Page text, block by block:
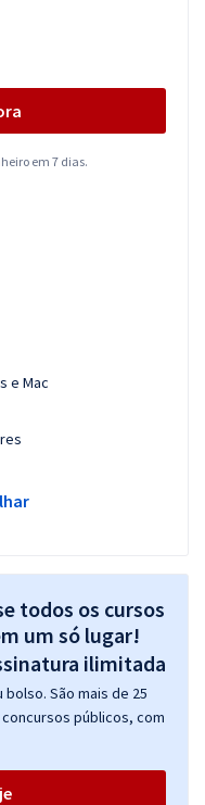
em 7 dias.
e Mac
todos os cursos
um só lugar!
São mais de 25
públicos, com